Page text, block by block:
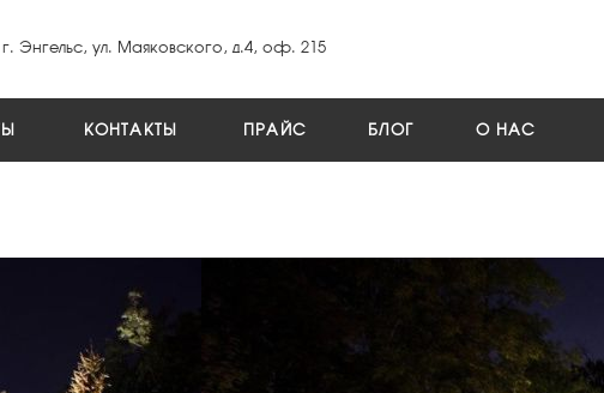
г. Энгельс, ул. Маяковского, д.4, оф. 215
КОНТАКТЫ ПРАЙС БЛОГ О НАС